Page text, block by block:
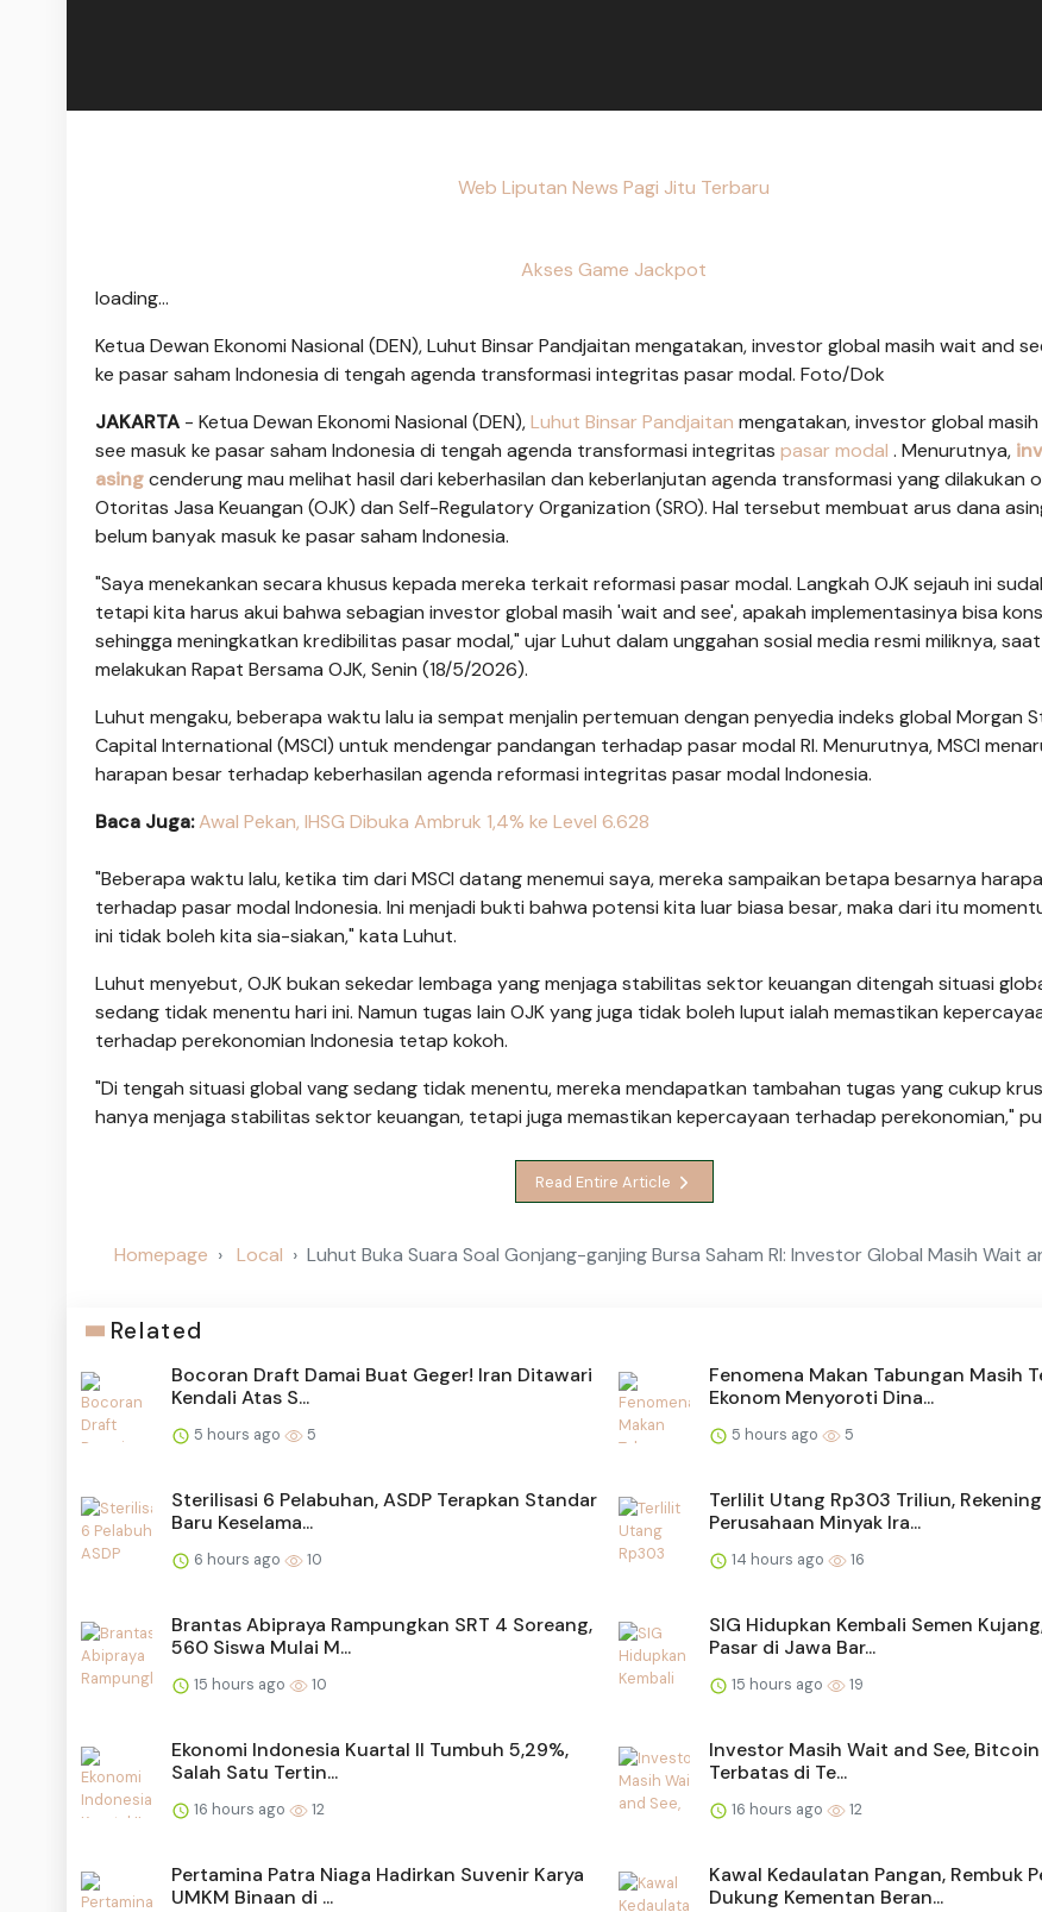
Web Liputan News Pagi Jitu Terbaru
Akses Game Jackpot
loading...
Ketua Dewan Ekonomi Nasional (DEN), Luhut Binsar Pandjaitan mengatakan, investor global masih wait and
ke pasar saham Indonesia di tengah agenda transformasi integritas pasar modal. Foto/Dok
JAKARTA - Ketua Dewan Ekonomi Nasional (DEN),Luhut Binsar Pandjaitan mengatakan, investor global
see masuk ke pasar saham Indonesia di tengah agenda transformasi integritas pasar modal . Menurutnya,
asingcenderung mau melihat hasil dari keberhasilan dan keberlanjutan agenda transformasi yang dilakukan
Otoritas Jasa Keuangan (OJK) dan Self-Regulatory Organization (SRO). Hal tersebut membuat arus dana
belum banyak masuk ke pasar saham Indonesia.
"Saya menekankan secara khusus kepada mereka terkait reformasi pasar modal. Langkah OJK sejauh ini
tetapi kita harus akui bahwa sebagian investor global masih 'wait and see', apakah implementasinya bisa
sehingga meningkatkan kredibilitas pasar modal," ujar Luhut dalam unggahan sosial media resmi miliknya, saat
melakukan Rapat Bersama OJK, Senin (18/5/2026).
Luhut mengaku, beberapa waktu lalu ia sempat menjalin pertemuan dengan penyedia indeks global Morgan
Capital International (MSCI) untuk mendengar pandangan terhadap pasar modal RI. Menurutnya, MSCI
harapan besar terhadap keberhasilan agenda reformasi integritas pasar modal Indonesia.
Baca Juga:Awal Pekan, IHSG Dibuka Ambruk 1,4% ke Level 6.628
"Beberapa waktu lalu, ketika tim dari MSCI datang menemui saya, mereka sampaikan betapa besarnya
terhadap pasar modal Indonesia. Ini menjadi bukti bahwa potensi kita luar biasa besar, maka dari itu
ini tidak boleh kita sia-siakan," kata Luhut.
Luhut menyebut, OJK bukan sekedar lembaga yang menjaga stabilitas sektor keuangan ditengah situasi
sedang tidak menentu hari ini. Namun tugas lain OJK yang juga tidak boleh luput ialah memastikan
terhadap perekonomian Indonesia tetap kokoh.
"Di tengah situasi global vang sedang tidak menentu, mereka mendapatkan tambahan tugas yang cukup
hanya menjaga stabilitas sektor keuangan, tetapi juga memastikan kepercayaan terhadap perekonomian,"
Read Entire Article
Homepage Local Luhut Buka Suara Soal Gonjang-ganjing Bursa Saham RI: Investor Global Masih Wait
Related
Bocoran Draft Damai Buat Geger! Iran Ditawari
Kendali Atas S...
5 hours ago 5
Fenomena Makan Tabungan Masih
Ekonom Menyoroti Dina...
5 hours ago 5
Sterilisasi 6 Pelabuhan, ASDP Terapkan Standar
Baru Keselama...
6 hours ago 10
Terlilit Utang Rp303 Triliun, Rekening
Perusahaan Minyak Ira...
14 hours ago 16
Brantas Abipraya Rampungkan SRT 4 Soreang,
560 Siswa Mulai M...
15 hours ago 10
SIG Hidupkan Kembali Semen
Pasar di Jawa Bar...
15 hours ago 19
Ekonomi Indonesia Kuartal II Tumbuh 5,29%,
Salah Satu Tertin...
16 hours ago 12
Investor Masih Wait and See,
Terbatas di Te...
16 hours ago 12
Pertamina Patra Niaga Hadirkan Suvenir Karya
UMKM Binaan di ...
Kawal Kedaulatan Pangan, Rembuk
Dukung Kementan Beran...